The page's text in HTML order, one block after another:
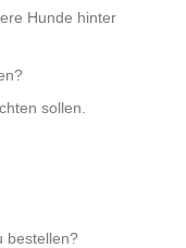
Hunde hinter
sollen.
bestellen?